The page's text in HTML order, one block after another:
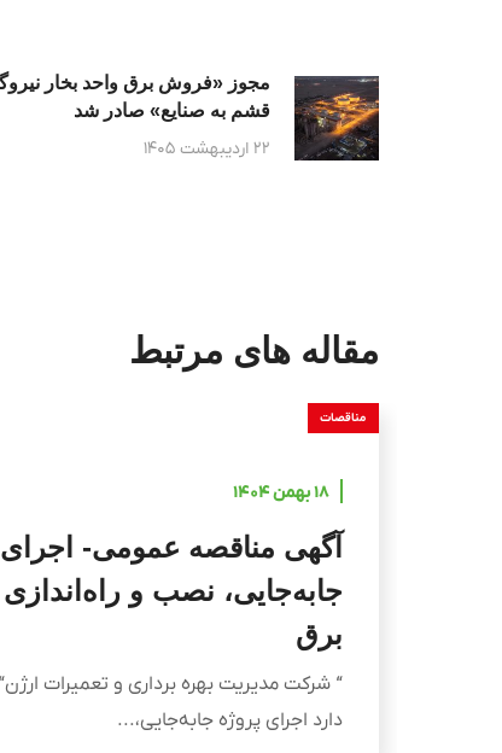
مجوز «فروش برق واحد بخار
قشم به صنایع» صادر شد
۲۲ اردیبهشت ۱۴۰۵
مقاله های مرتبط
مناقصات
۱۸ بهمن ۱۴۰۴
آگهی مناقصه عمومی-
جابه‌جایی، نصب و
برق
“ شرکت مدیریت بهره برداری و تعمیرات
دارد اجرای پروژه جابه‌جایی،...